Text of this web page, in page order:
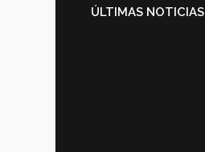
ÚLTIMAS NOTICIAS